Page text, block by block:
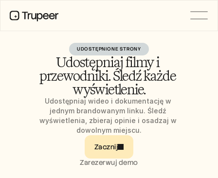
UDOSTĘPNIONE STRONY
Udostępniaj filmy i
przewodniki. Śledź każde
wyświetlenie.
Udostępniaj wideo i dokumentację w
jednym brandowanym linku. Śledź
wyświetlenia, zbieraj opinie i osadzaj w
dowolnym miejscu.
Zacznij
Zarezerwuj demo
Documentation
Translation
Knowledge Base
Shared Pages
AI Screen Recording